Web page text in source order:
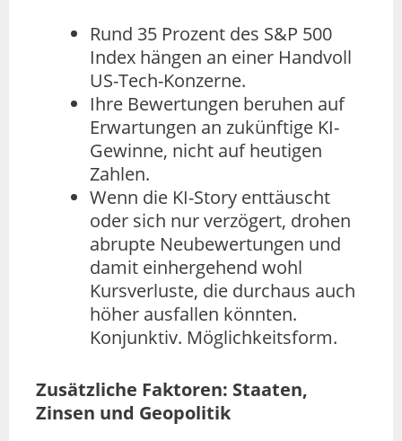
Rund 35 Prozent des S&P 500
Index hängen an einer Handvoll
US-Tech-Konzerne.
Ihre Bewertungen beruhen auf
Erwartungen an zukünftige KI-
Gewinne, nicht auf heutigen
Zahlen.
Wenn die KI-Story enttäuscht
oder sich nur verzögert, drohen
abrupte Neubewertungen und
damit einhergehend wohl
Kursverluste, die durchaus auch
höher ausfallen könnten.
Konjunktiv. Möglichkeitsform.
Zusätzliche Faktoren: Staaten,
Zinsen und Geopolitik